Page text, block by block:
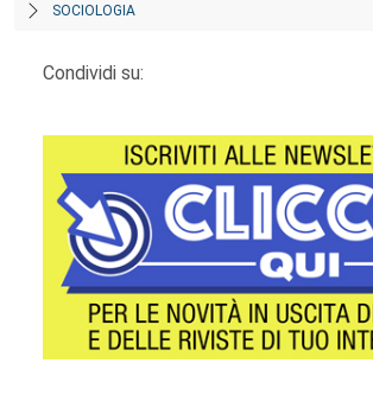
SOCIOLOGIA
Condividi su: